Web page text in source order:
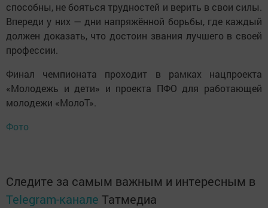
способны, не бояться трудностей и верить в свои силы.
Впереди у них — дни напряжённой борьбы, где каждый
должен доказать, что достоин звания лучшего в своей
профессии.
Финал чемпионата проходит в рамках нацпроекта
«Молодежь и дети» и проекта ПФО для работающей
молодежи «МолоТ».
Фото
Следите за самым важным и интересным в
Telegram-канале Татмедиа